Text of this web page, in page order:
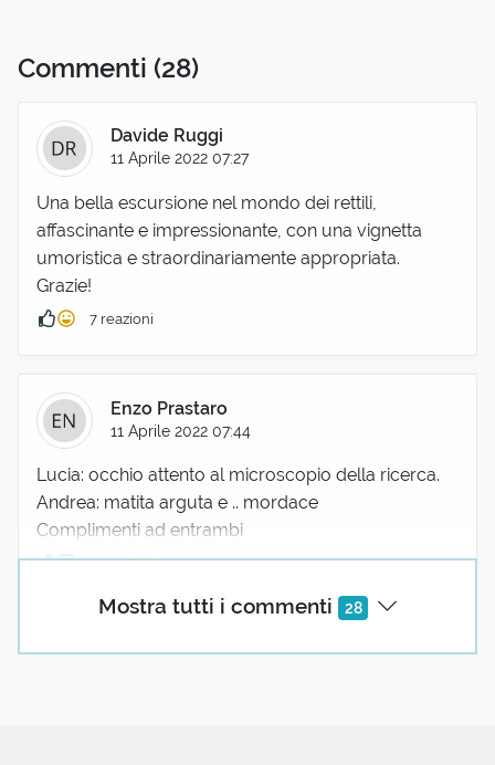
Commenti (28)
Mostra tutti i commenti 28
Davide Ruggi
11 Aprile 2022 07:27
Una bella escursione nel mondo dei rettili,
affascinante e impressionante, con una vignetta
umoristica e straordinariamente appropriata.
Grazie!
7 reazioni
Enzo Prastaro
11 Aprile 2022 07:44
Lucia: occhio attento al microscopio della ricerca.
Andrea: matita arguta e .. mordace
Complimenti ad entrambi
5 reazioni
Mara Tescari